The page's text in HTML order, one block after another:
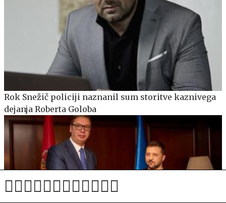
Rok Snežič policiji naznanil sum storitve kaznivega
dejanja Roberta Goloba